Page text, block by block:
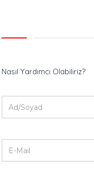
Nasıl Yardımcı Olabiliriz?